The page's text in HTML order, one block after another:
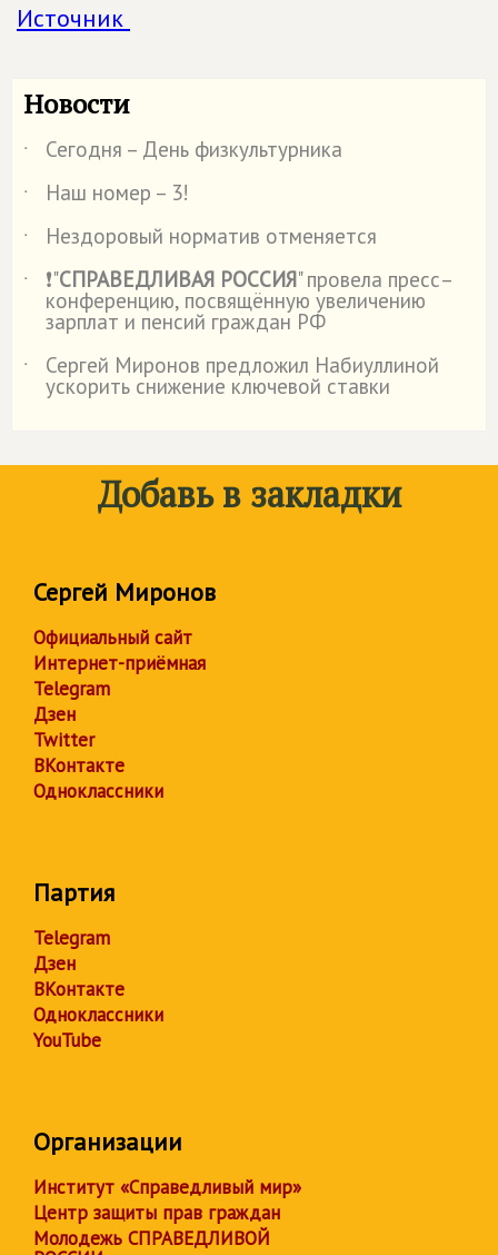
Источник
Новости
˙
Сегодня – День физкультурника
˙
Наш номер – 3!
˙
Нездоровый норматив отменяется
˙
❗"СПРАВЕДЛИВАЯ РОССИЯ" провела пресс–
конференцию, посвящённую увеличению
зарплат и пенсий граждан РФ
˙
Сергей Миронов предложил Набиуллиной
ускорить снижение ключевой ставки
Добавь в закладки
Сергей Миронов
Официальный сайт
Интернет-приёмная
Telegram
Дзен
Twitter
ВКонтакте
Одноклассники
Партия
Telegram
Дзен
ВКонтакте
Одноклассники
YouTube
Организации
Институт «Справедливый мир»
Центр защиты прав граждан
Молодежь СПРАВЕДЛИВОЙ